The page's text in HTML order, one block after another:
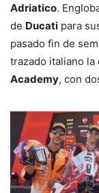
Adriatico.
de Ducati para
pasado fin de
trazado italiano
Academy, con